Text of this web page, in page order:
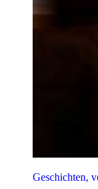
Geschichten,